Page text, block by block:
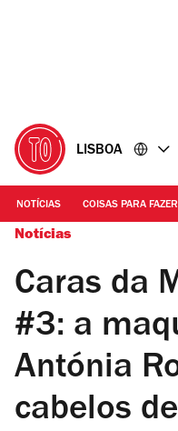
LISBOA
NOTÍCIAS COISAS PARA FAZER
Notícias
Caras da
#3: a
Antónia
cabelos